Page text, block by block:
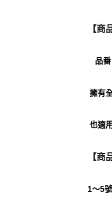
【商
品
擁有
也適
【商
1～5